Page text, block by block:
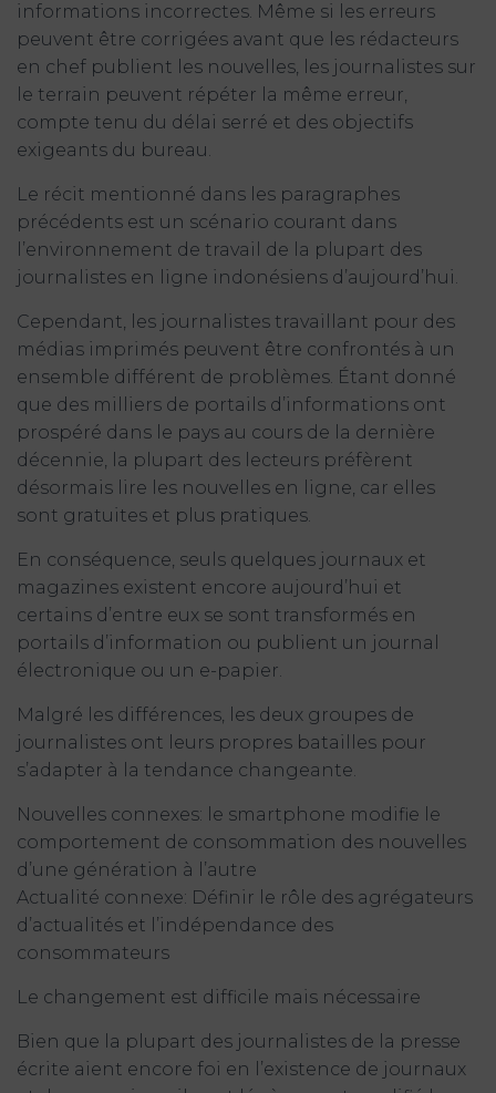
informations incorrectes. Même si les erreurs
peuvent être corrigées avant que les rédacteurs
en chef publient les nouvelles, les journalistes sur
le terrain peuvent répéter la même erreur,
compte tenu du délai serré et des objectifs
exigeants du bureau.
Le récit mentionné dans les paragraphes
précédents est un scénario courant dans
l’environnement de travail de la plupart des
journalistes en ligne indonésiens d’aujourd’hui.
Cependant, les journalistes travaillant pour des
médias imprimés peuvent être confrontés à un
ensemble différent de problèmes. Étant donné
que des milliers de portails d’informations ont
prospéré dans le pays au cours de la dernière
décennie, la plupart des lecteurs préfèrent
désormais lire les nouvelles en ligne, car elles
sont gratuites et plus pratiques.
En conséquence, seuls quelques journaux et
magazines existent encore aujourd’hui et
certains d’entre eux se sont transformés en
portails d’information ou publient un journal
électronique ou un e-papier.
Malgré les différences, les deux groupes de
journalistes ont leurs propres batailles pour
s’adapter à la tendance changeante.
Nouvelles connexes: le smartphone modifie le
comportement de consommation des nouvelles
d’une génération à l’autre
Actualité connexe: Définir le rôle des agrégateurs
d’actualités et l’indépendance des
consommateurs
Le changement est difficile mais nécessaire
Bien que la plupart des journalistes de la presse
écrite aient encore foi en l’existence de journaux